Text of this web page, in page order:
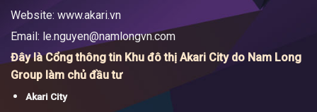
Website: www.akari.vn
Email: le.nguyen@namlongvn.com
Đây là Cổng thông tin Khu đô thị Akari City do Nam Long
Group làm chủ đầu tư
Akari City